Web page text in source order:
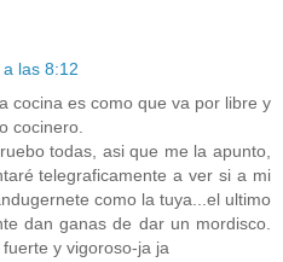
las 8:12
cocina es como que va por libre y
cocinero.
todas, asi que me la apunto,
telegraficamente a ver si a mi
como la tuya...el ultimo
dan ganas de dar un mordisco.
y vigoroso-ja ja